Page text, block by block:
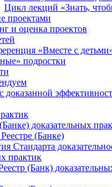
Цикл лекций «Знать,
проектами
и оценка проектов
«Вместе с
подростки
доказанной
доказательных
(Банке)
Стандарта
практик
(Банк)